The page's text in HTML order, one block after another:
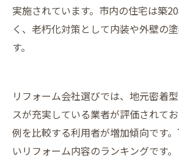
実施されています。市内の住宅は築
く、老朽化対策として内装や外壁の
す。
リフォーム会社選びでは、地元密着
スが充実している業者が評価されて
例を比較する利用者が増加傾向です
いリフォーム内容のランキングです。